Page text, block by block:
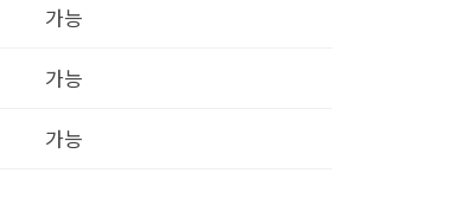
가능
가능
가능